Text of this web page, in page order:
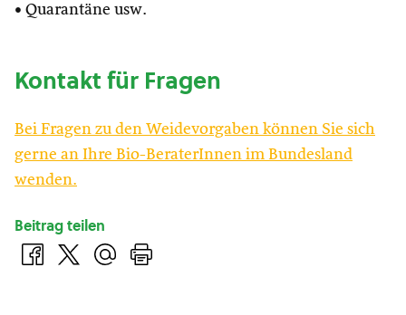
• Quarantäne usw.
Kontakt für Fragen
Bei Fragen zu den Weidevorgaben können Sie sich
gerne an Ihre Bio-BeraterInnen im Bundesland
wenden.
Beitrag teilen